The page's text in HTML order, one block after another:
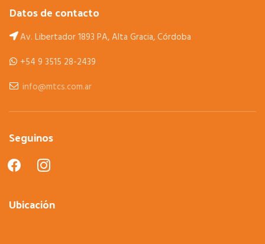
Datos de contacto
Av. Libertador 1893 PA, Alta Gracia, Córdoba
+54 9 3515 28-2439
info@mtcs.com.ar
Seguinos
facebookinstagram
Ubicación